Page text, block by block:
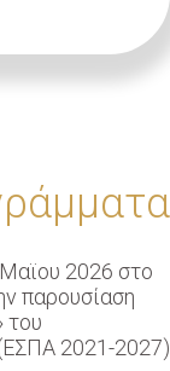
2026 στο
παρουσίαση
του
2021-2027)